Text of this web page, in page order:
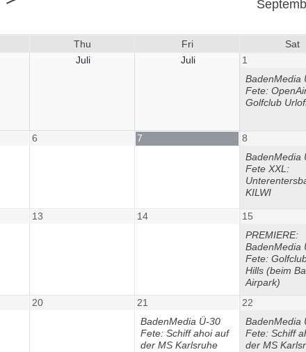
Thu Fri
Sat
Juli Juli
1
BadenMedia
Fete:
Golfclub
6 7
8
BadenMedia
Fete XXL:
KILWI
13 14
15
PREMIERE:
BadenMedia
Fete:
Hills (beim
Airpark)
20
21
BadenMedia Ü-30
Fete: Schiff ahoi auf
der MS Karlsruhe
22
BadenMedia
Fete: Schiff
der MS